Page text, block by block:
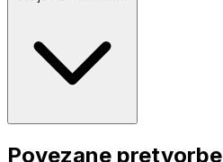
Povezane pretvorbe